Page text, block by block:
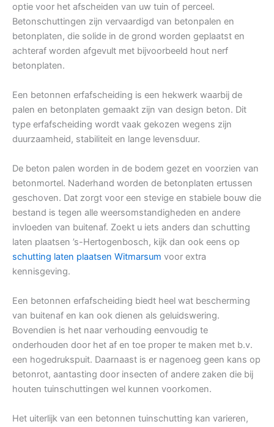
optie voor het afscheiden van uw tuin of perceel.
Betonschuttingen zijn vervaardigd van betonpalen en
betonplaten, die solide in de grond worden geplaatst en
achteraf worden afgevult met bijvoorbeeld hout nerf
betonplaten.
Een betonnen erfafscheiding is een hekwerk waarbij de
palen en betonplaten gemaakt zijn van design beton. Dit
type erfafscheiding wordt vaak gekozen wegens zijn
duurzaamheid, stabiliteit en lange levensduur.
De beton palen worden in de bodem gezet en voorzien van
betonmortel. Naderhand worden de betonplaten ertussen
geschoven. Dat zorgt voor een stevige en stabiele bouw die
bestand is tegen alle weersomstandigheden en andere
invloeden van buitenaf. Zoekt u iets anders dan schutting
laten plaatsen ’s-Hertogenbosch, kijk dan ook eens op
schutting laten plaatsen Witmarsum voor extra
kennisgeving.
Een betonnen erfafscheiding biedt heel wat bescherming
van buitenaf en kan ook dienen als geluidswering.
Bovendien is het naar verhouding eenvoudig te
onderhouden door het af en toe proper te maken met b.v.
een hogedrukspuit. Daarnaast is er nagenoeg geen kans op
betonrot, aantasting door insecten of andere zaken die bij
houten tuinschuttingen wel kunnen voorkomen.
Het uiterlijk van een betonnen tuinschutting kan varieren,